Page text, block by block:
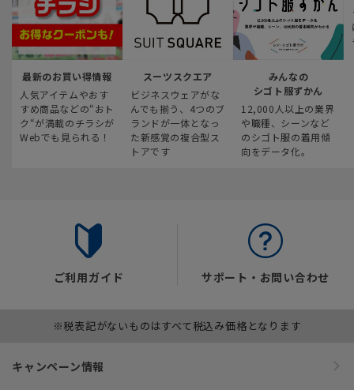
最新のお買い得情報
人気アイテムやおす
すめ商品などの“おト
ク“が満載のチラシが
Webでも見られる！
スーツスクエア
ビジネスウェアがな
んでも揃う、4つのブ
ランドが一体となっ
た新感覚の複合型ス
トアです
みんなの
シゴト服ずかん
12,000人以上の業界
や職種、シーンなど
のシゴト服の着用傾
向をデータ化。
ご利用ガイド サポート・お問い合わせ
※税表記がないものはすべて税込み価格となります
キャンペーン情報